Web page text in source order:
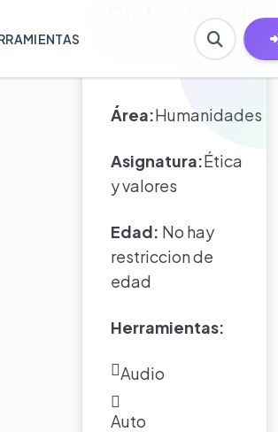
Ficha técnica
Área:Humanidades
Asignatura:Ética
y valores
Edad: No hay
restriccion de
edad
Herramientas:
Audio
Auto